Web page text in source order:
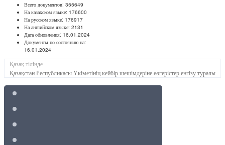
Всего документов: 355649
На казахском языке: 176600
На русском языке: 176917
На английском языке: 2131
Дата обновления: 16.01.2024
Документы по состоянию на:
16.01.2024
Қазақ тілінде
Қазақстан Республикасы Үкіметінің кейбір шешімдеріне өзгерістер енгізу туралы